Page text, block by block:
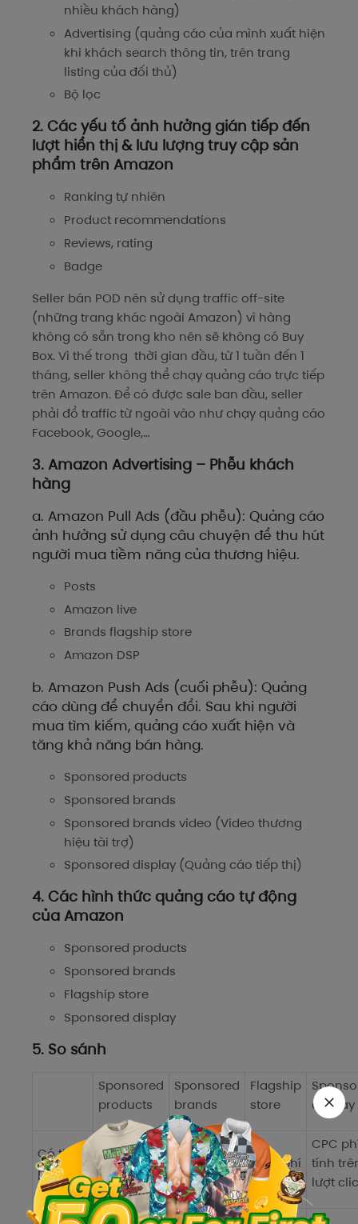
nhiều khách hàng)
Advertising (quảng cáo của mình xuất hiện
khi khách search thông tin, trên trang
listing của đối thủ)
Bộ lọc
2. Các yếu tố ảnh hưởng gián tiếp đến
lượt hiển thị & lưu lượng truy cập sản
phẩm trên Amazon
Ranking tự nhiên
Product recommendations
Reviews, rating
Badge
Seller bán POD nên sử dụng traffic off-site
(những trang khác ngoài Amazon) vì hàng
không có sẵn trong kho nên sẽ không có Buy
Box. Vì thế trong thời gian đầu, từ 1 tuần đến 1
tháng, seller không thể chạy quảng cáo trực tiếp
trên Amazon. Để có được sale ban đầu, seller
phải đổ traffic từ ngoài vào như chạy quảng cáo
Facebook, Google,…
3. Amazon Advertising – Phễu khách
hàng
a. Amazon Pull Ads (đầu phễu): Quảng cáo
ảnh hưởng sử dụng câu chuyện để thu hút
người mua tiềm năng của thương hiệu.
Posts
Amazon live
Brands flagship store
Amazon DSP
b. Amazon Push Ads (cuối phễu): Quảng
cáo dùng để chuyển đổi. Sau khi người
mua tìm kiếm, quảng cáo xuất hiện và
tăng khả năng bán hàng.
Sponsored products
Sponsored brands
Sponsored brands video (Video thương
hiệu tài trợ)
Sponsored display (Quảng cáo tiếp thị)
4. Các hình thức quảng cáo tự động
của Amazon
Sponsored products
Sponsored brands
Flagship store
Sponsored display
5. So sánh
Sponsored
products
Sponsored
brands
Flagship
store
display
Có thu
phí
CPC phí
tính trên
lượt click
CPC phí
tính trên
lượt click
Miễn phí
CPC
tính
lượt